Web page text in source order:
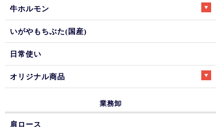
牛ホルモン
いがやもちぶた(国産)
日常使い
オリジナル商品
業務卸
肩ロース